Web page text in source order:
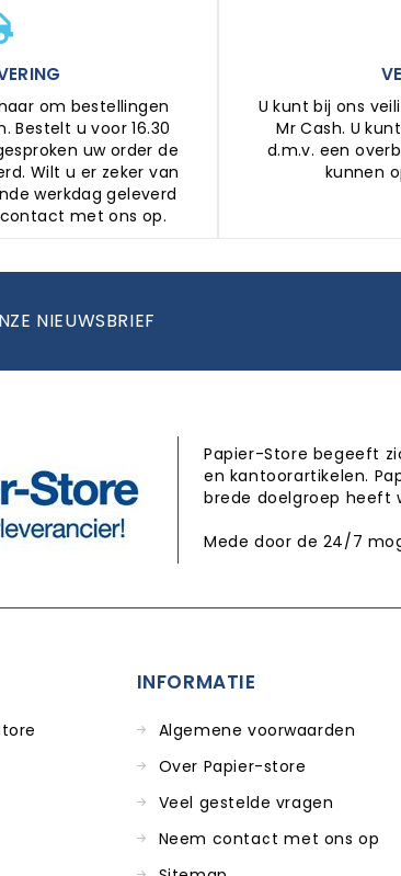
om bestellingen
Bestelt u voor 16.30
uw order de
Wilt u er zeker van
werkdag geleverd
met ons op.
U kunt bij ons
Mr Cash. U
d.m.v. een
kunnen
NIEUWSBRIEF
Papier-Store begeeft
en kantoorartikelen.
brede doelgroep heeft
Mede door de 24/7
INFORMATIE
Algemene voorwaarden
Over Papier-store
Veel gestelde vragen
Neem contact met ons op